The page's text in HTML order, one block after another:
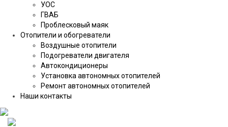
УОС
ГВАБ
Проблесковый маяк
Отопители и обогреватели
Воздушные отопители
Подогреватели двигателя
Автокондиционеры
Установка автономных отопителей
Ремонт автономных отопителей
Наши контакты